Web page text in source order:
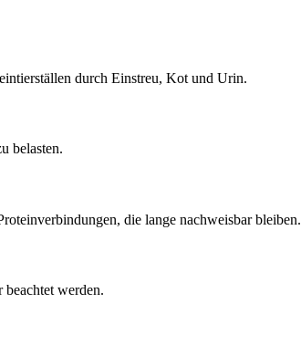
durch Einstreu, Kot und Urin.
belasten.
die lange nachweisbar bleiben.
werden.